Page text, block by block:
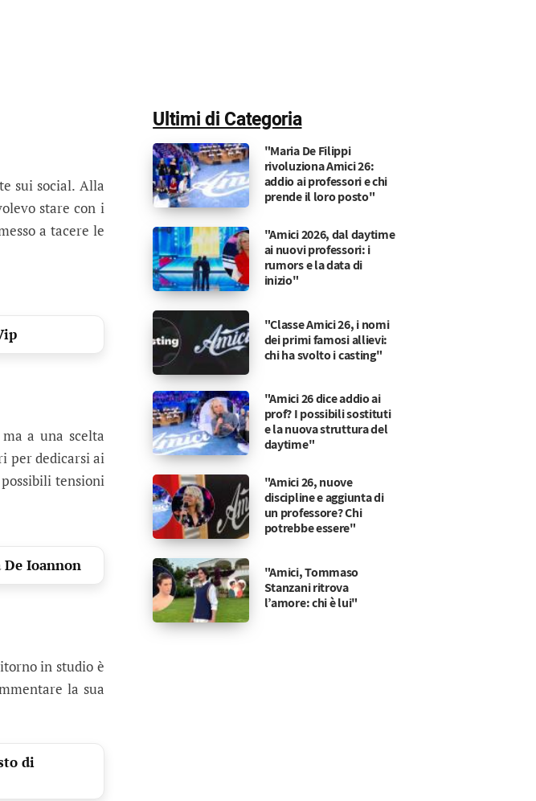
sui social. Alla
stare con i
a tacere le
a una scelta
per dedicarsi ai
tensioni
Ioannon
in studio è
la sua
di
Ultimi di Categoria
"Maria De Filippi
rivoluziona Amici 26:
addio ai professori e chi
prende il loro posto"
"Amici 2026, dal daytime
ai nuovi professori: i
rumors e la data di
inizio"
"Classe Amici 26, i nomi
dei primi famosi allievi:
chi ha svolto i casting"
"Amici 26 dice addio ai
prof? I possibili sostituti
e la nuova struttura del
daytime"
"Amici 26, nuove
discipline e aggiunta di
un professore? Chi
potrebbe essere"
"Amici, Tommaso
Stanzani ritrova
l’amore: chi è lui"